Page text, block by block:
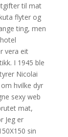
til mat
flyter og
ting, men
vera eit
I 1945 ble
Nicolai
hvilke dyr
sexy web
mat,
Jeg er
sin